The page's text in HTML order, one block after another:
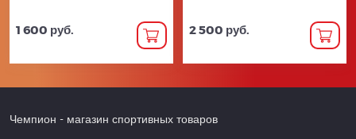
1 600 руб. 2 500 руб.
Чемпион - магазин спортивных товаров